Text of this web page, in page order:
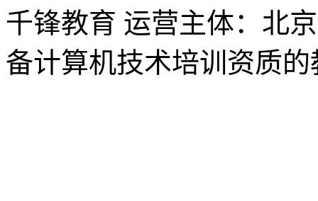
千锋教育 运营主体：北
备计算机技术培训资质